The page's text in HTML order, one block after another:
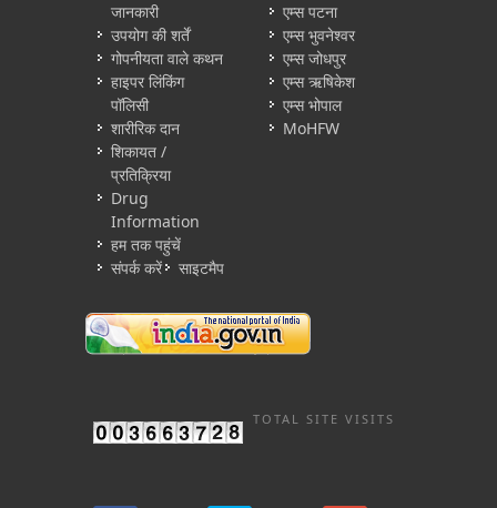
जानकारी
उपयोग की शर्तें
गोपनीयता वाले कथन
हाइपर लिंकिंग
पॉलिसी
शारीरिक दान
शिकायत /
प्रतिक्रिया
Drug
Information
हम तक पहुंचें
संपर्क करें
साइटमैप
एम्स पटना
एम्स भुवनेश्वर
एम्स जोधपुर
एम्स ऋषिकेश
एम्स भोपाल
MoHFW
TOTAL SITE VISITS